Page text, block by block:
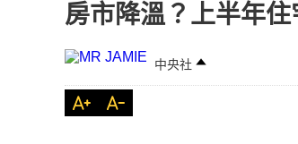
房市降溫？上半年
中央社